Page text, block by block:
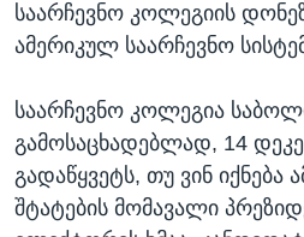
საარჩევნო კოლეგიის
ამერიკულ საარჩევნო
საარჩევნო კოლეგია
გამოსაცხადებლად, 14
გადაწყვეტს, თუ ვინ იქნება
შტატების მომავალი